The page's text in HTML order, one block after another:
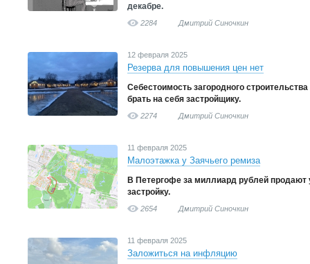
декабре.
2284 Дмитрий Синочкин
12 февраля 2025
Резерва для повышения цен нет
Себестоимость загородного
брать на себя застройщику.
2274 Дмитрий Синочкин
11 февраля 2025
Малоэтажка у Заячьего ремиза
В Петергофе за миллиард рублей продают
застройку.
2654 Дмитрий Синочкин
11 февраля 2025
Заложиться на инфляцию